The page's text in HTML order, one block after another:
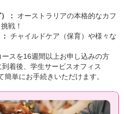
：
オーストラリアの本格的なカフ
戦！
チャイルドケア（保育）や様々な
ースを16週間以上お申し込みの方
着後、学生サービスオフィス
簡単にお手続きいただけます。